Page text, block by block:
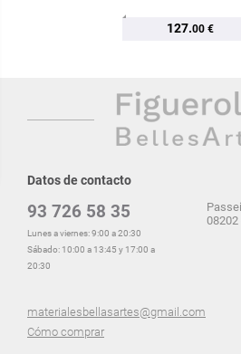
127.00 €
Datos de contacto
93 726 58 35
Lunes a viernes: 9:00 a 20:30
Sábado: 10:00 a 13:45 y 17:00 a
20:30
materialesbellasartes@gmail.com
Cómo comprar
08202